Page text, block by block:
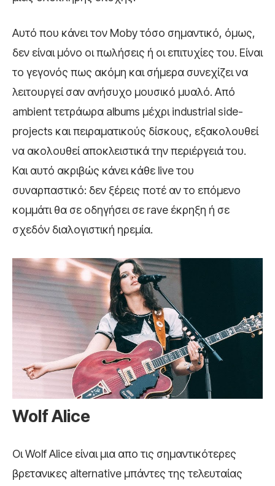
Αυτό που κάνει τον Moby τόσο σημαντικό, όμως,
δεν είναι μόνο οι πωλήσεις ή οι επιτυχίες του. Είναι
το γεγονός πως ακόμη και σήμερα συνεχίζει να
λειτουργεί σαν ανήσυχο μουσικό μυαλό. Από
ambient τετράωρα albums μέχρι industrial side-
projects και πειραματικούς δίσκους, εξακολουθεί
να ακολουθεί αποκλειστικά την περιέργειά του.
Και αυτό ακριβώς κάνει κάθε live του
συναρπαστικό: δεν ξέρεις ποτέ αν το επόμενο
κομμάτι θα σε οδηγήσει σε rave έκρηξη ή σε
σχεδόν διαλογιστική ηρεμία.
WolfAlice
Οι Wolf Alice είναι μια απο τις σημαντικότερες
βρετανικες alternative μπάντες της τελευταίας